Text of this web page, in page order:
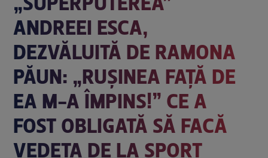
ANDREEI ESCA,
DEZVĂLUITĂ DE RAMONA
PĂUN: „RUȘINEA FAȚĂ DE
EA M-A ÎMPINS!” CE A
FOST OBLIGATĂ SĂ FACĂ
VEDETA DE LA SPORT